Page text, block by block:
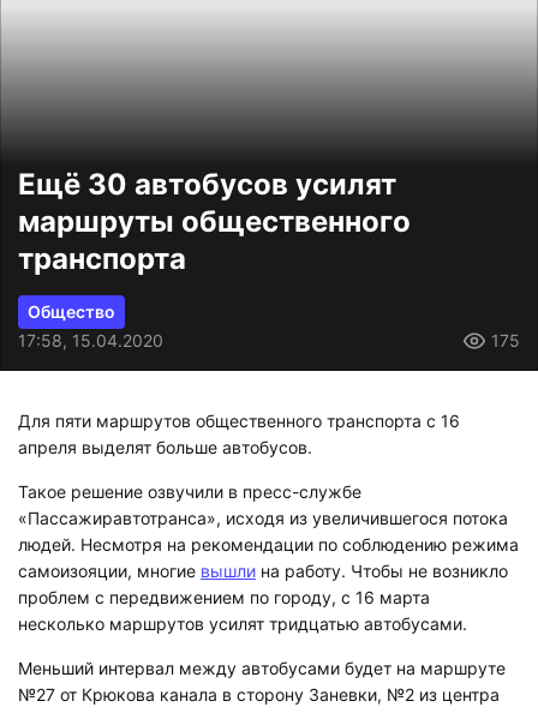
Ещё 30 автобусов усилят
маршруты общественного
транспорта
Общество
17:58, 15.04.2020
175
Для пяти маршрутов общественного транспорта с 16
апреля выделят больше автобусов.
Такое решение озвучили в пресс-службе
«Пассажиравтотранса», исходя из увеличившегося потока
людей. Несмотря на рекомендации по соблюдению режима
самоизояции, многие вышли на работу. Чтобы не возникло
проблем с передвижением по городу, с 16 марта
несколько маршрутов усилят тридцатью автобусами.
Меньший интервал между автобусами будет на маршруте
№27 от Крюкова канала в сторону Заневки, №2 из центра